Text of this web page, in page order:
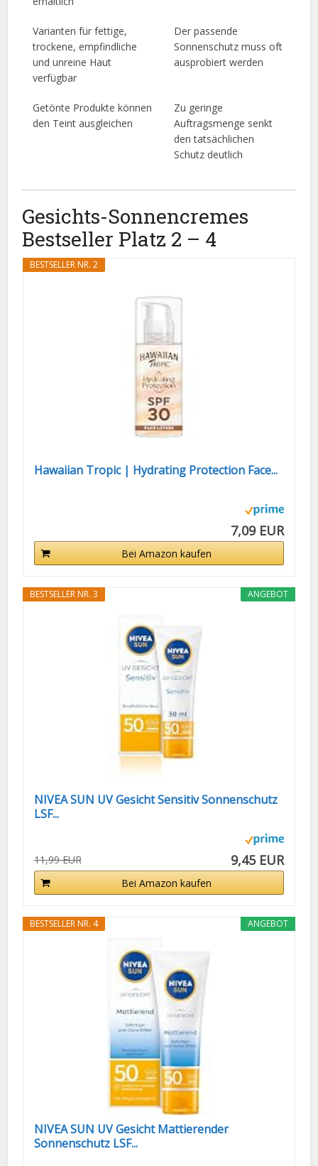
Varianten für fettige,
trockene, empfindliche
und unreine Haut
verfügbar
Der passende
Sonnenschutz muss oft
ausprobiert werden
Getönte Produkte können
den Teint ausgleichen
Zu geringe
Auftragsmenge senkt
den tatsächlichen
Schutz deutlich
Gesichts-Sonnencremes
Bestseller Platz 2 – 4
BESTSELLER NR. 2
Hawaiian Tropic | Hydrating Protection Face...
7,09 EUR
Bei Amazon kaufen
ANGEBOT
BESTSELLER NR. 3
NIVEA SUN UV Gesicht Sensitiv Sonnenschutz
LSF...
11,99 EUR 9,45 EUR
Bei Amazon kaufen
ANGEBOT
BESTSELLER NR. 4
NIVEA SUN UV Gesicht Mattierender
Sonnenschutz LSF...